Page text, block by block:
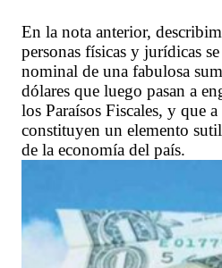
En la nota anterior,
personas físicas y jurídicas
nominal de una fabulosa
dólares que luego pasan a
los Paraísos Fiscales, y que
constituyen un elemento
de la economía del país.